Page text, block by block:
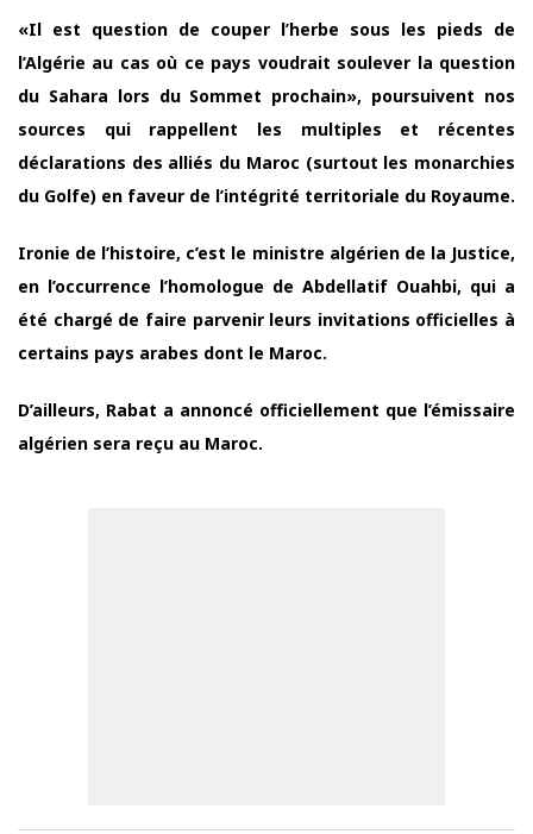
«Il est question de couper l’herbe sous les pieds de
l’Algérie au cas où ce pays voudrait soulever la question
du Sahara lors du Sommet prochain», poursuivent nos
sources qui rappellent les multiples et récentes
déclarations des alliés du Maroc (surtout les monarchies
du Golfe) en faveur de l’intégrité territoriale du Royaume.
Ironie de l’histoire, c’est le ministre algérien de la Justice,
en l’occurrence l’homologue de Abdellatif Ouahbi, qui a
été chargé de faire parvenir leurs invitations officielles à
certains pays arabes dont le Maroc.
D’ailleurs, Rabat a annoncé officiellement que l’émissaire
algérien sera reçu au Maroc.